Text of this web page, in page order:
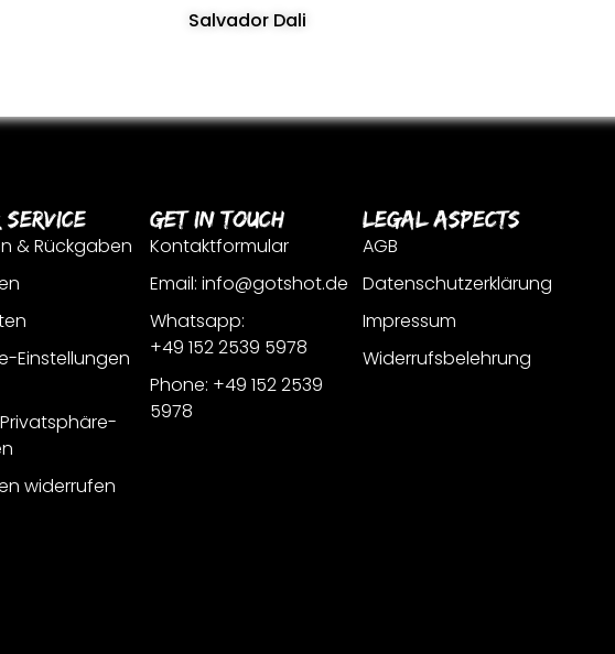
Salvador Dali
Service
& Rückgaben
Einstellungen
widerrufen
Get In Touch
Kontaktformular
Email: info@gotshot.de
Whatsapp:
+49 152 2539 5978
Phone: +49 152 2539
5978
Legal Aspects
AGB
Datenschutzerklärung
Impressum
Widerrufsbelehrung